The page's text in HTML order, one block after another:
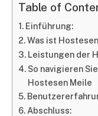
Table of
Einführung:
Was ist
Leistungen der
So navigieren
Hostesen Meile
Abschluss: